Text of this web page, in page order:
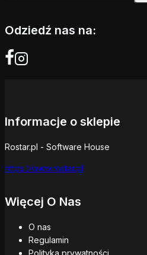
Odziedź nas na:
Informacje o sklepie
Rostar.pl - Software House
https://www.rostar.pl
Więcej O Nas
O nas
Regulamin
Polityka prywatności